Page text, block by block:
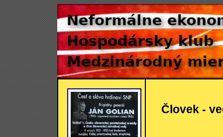
Človek -